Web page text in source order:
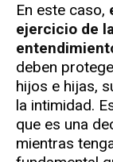
En este caso,
ejercicio de
deben
hijos e hijas,
la intimidad.
que es una
mientras